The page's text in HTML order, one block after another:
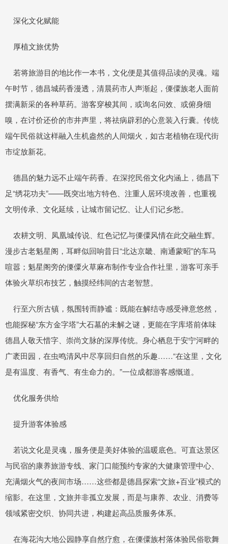
深化文化赋能
厚植文旅优势
若将旅游目的地比作一本书，文化便是其值得品读的灵魂。端
午时节，德昌城药香漫透，清晨药市人声渐起，傈僳族老人面前
摆满新采的各种草药。游客穿梭其间，或询名问效、或俯身细
嗅，在讨价还价的市井声里，将祛病辟邪的心意装入行囊。传统
端午民俗就这样融入生机盎然的人间烟火，如古老植物在现代街
市绽放新花。
德昌的魅力远不止端午药香。在深挖民俗文化内涵上，德昌下
足“绣花功夫”——既突出地方特色、注重人居环境改善，也重视
文明传承、文化延续，让城市留记忆、让人们记乡愁。
农耕文明、凤凰城传说、红色记忆与傈僳风情在此交融生辉。
漫步古老魁星阁，耳畔似回响昔日“北达京畿、南通蒙昭”的车马
喧嚣；魁星阁旁的傈僳火草麻布制作专业合作社里，游客可亲手
体验火草织布技艺，触摸经纬间的古老智慧。
行至六所古镇，氛围转而静谧：既能在解结寺感受禅意悠然，
也能探秘“东方金字塔”大石墓的未解之谜，更能在字库塔前体味
德昌人敬天惜字、崇尚文脉的深厚传统。身心栖息于安宁河畔的
广袤田园，在虫鸣清风中尽享回归自然的乐趣……“在这里，文化
是有温度、有香气、有生命力的。”一位成都游客感慨道。
优化服务供给
提升游客体验感
若说文化是灵魂，服务便是美好体验的温暖底色。可直达景区
与民宿的康养旅游专线、家门口能预约专家的大健康管理中心、
充满烟火气的夜间市场……这些都是德昌探索“文旅+百业”模式的
缩影。在这里，文旅并非孤立发展，而是与康养、农业、消费等
领域紧密交织、协同共进，构建起高品质服务体系。
在海花沟大地公园静享自然疗愈，在傈僳族村落体验民俗歌舞